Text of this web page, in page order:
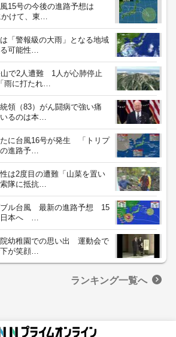
風15号の今後の進路予想は
けて、東…
「警報級の大雨」となる地域
可能性…
山で2人遭難 1人が心肺停止
雨に打たれ…
領（83）がん闘病で強い痛
るのは本…
たに台風16号が発生 「トリプ
進路予…
は2度目の遭難「山菜を置い
隊に抵抗…
ブル台風 最新の進路予想 15
日本へ …
幼稚園での思い出 運動会で
が笑顔…
ランキング一覧へ